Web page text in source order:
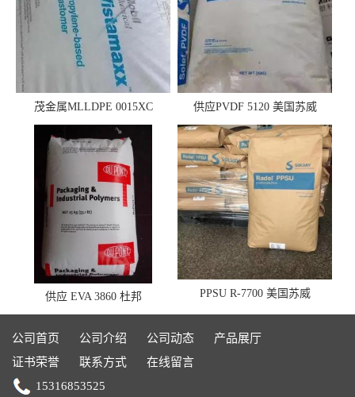
茂金属MLLDPE 0015XC
0019XC 现货
供应PVDF 5120 美国苏威
供应 EVA 3860 杜邦 PPSU R-7700 美国苏威
公司首页 公司介绍 公司动态
产品展厅
证书荣誉
联系方式
在线留言
15316853525